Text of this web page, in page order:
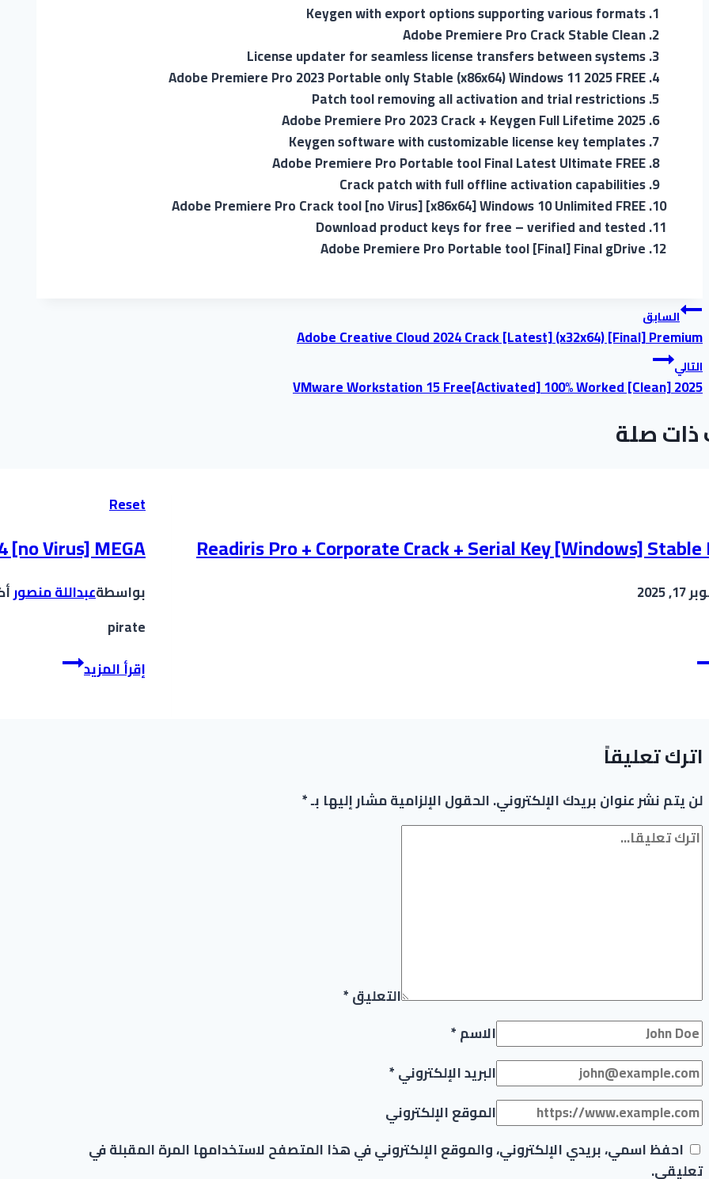
Keygen with export options supporting various formats
Adobe Premiere Pro Crack Stable Clean
License updater for seamless license transfers between systems
Adobe Premiere Pro 2023 Portable only Stable (x86x64) Windows 11 2025 FREE
Patch tool removing all activation and trial restrictions
Adobe Premiere Pro 2023 Crack + Keygen Full Lifetime 2025
Keygen software with customizable license key templates
Adobe Premiere Pro Portable tool Final Latest Ultimate FREE
Crack patch with full offline activation capabilities
Adobe Premiere Pro Crack tool [no Virus] [x86x64] Windows 10 Unlimited FREE
Download product keys for free – verified and tested
Adobe Premiere Pro Portable tool [Final] Final gDrive
السابق
Adobe Creative Cloud 2024 Crack [Latest] (x32x64) [Final] Premium
التالي
VMware Workstation 15 Free[Activated] 100% Worked [Clean] 2025
صلة
Readiris Pro + Corporate Crack + Serial Key [Windows]
2025
Reset
[no Virus] MEGA
بواسطةعبداللة منصور
pirate
إقرأ المزيد
اترك تعليقاً
لن يتم نشر عنوان بريدك الإلكتروني.الحقول الإلزامية مشار إليها بـ*
التعليق*
الاسم*
البريد الإلكتروني*
الموقع الإلكتروني
احفظ اسمي، بريدي الإلكتروني، والموقع الإلكتروني في هذا المتصفح لاستخدامها المرة المقبلة في
تعليقي.